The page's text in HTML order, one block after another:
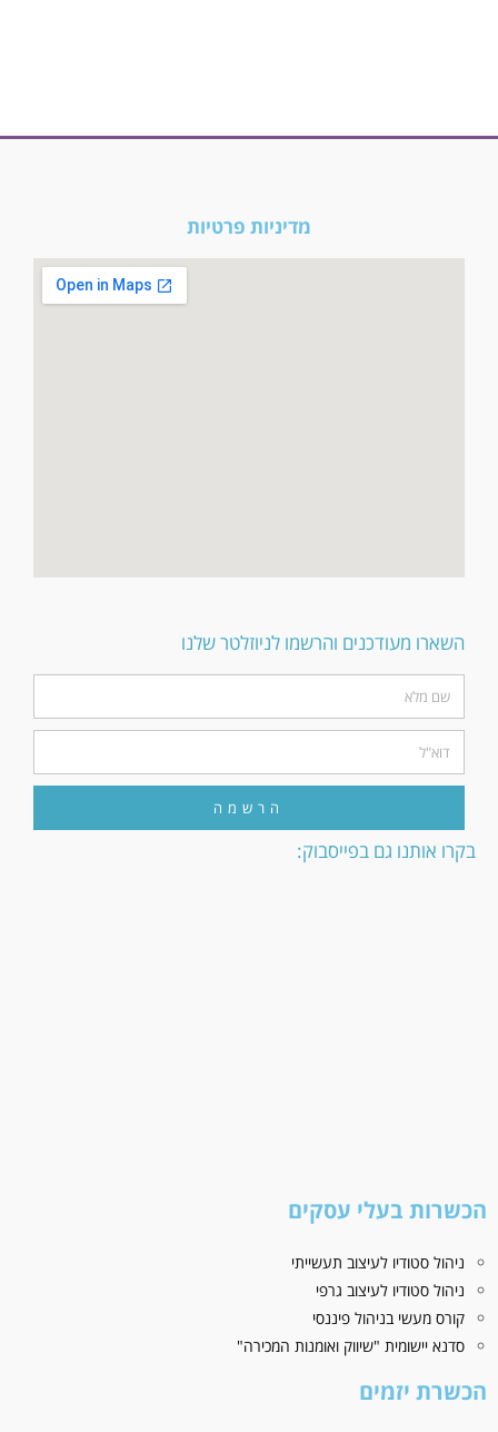
בקרו אותנו גם בפייסבוק:
השארו מעודכנים והרשמו לניוזלטר שלנו
הרשמה
מדיניות פרטיות
הכשרות בעלי עסקים
ניהול סטודיו לעיצוב תעשייתי
ניהול סטודיו לעיצוב גרפי
קורס מעשי בניהול פיננסי
סדנא יישומית "שיווק ואומנות המכירה"
הכשרת יזמים